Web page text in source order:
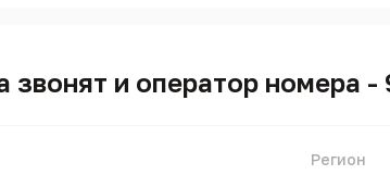
звонят и оператор номера -
Регион